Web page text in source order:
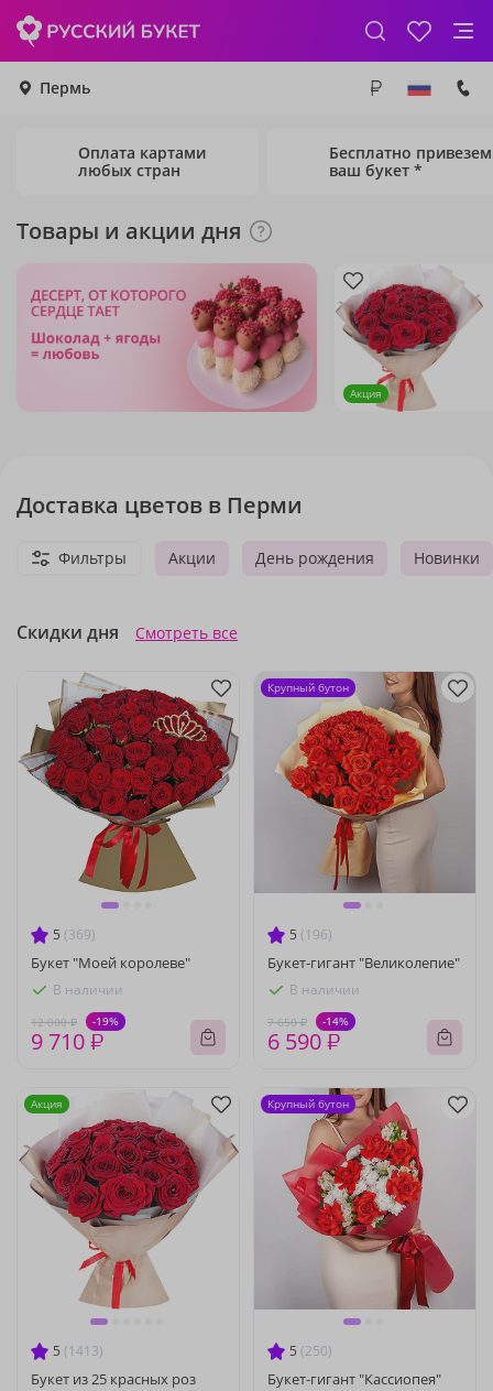
Пермь
Оплата картами
любых стран
Бесплатно привезем
ваш букет *
Товары и акции дня
Акция
Доставка цветов в Перми
Акции День рождения Новинки
Фильтры
Скидки дня Смотреть все
5 (369)
Букет "Моей королеве"
В наличии
12 000 ₽ -19%
9 710 ₽
5 (196)
Букет-гигант "Великолепие"
В наличии
7 650 ₽ -14%
6 590 ₽
Крупный бутон
5 (1413)
Букет из 25 красных роз
Акция
5 (250)
Букет-гигант "Кассиопея"
Крупный бутон